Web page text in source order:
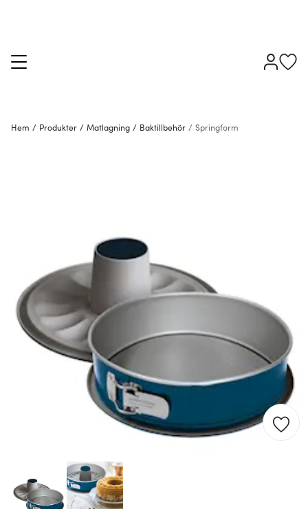
Hem / Produkter / Matlagning / Baktillbehör / Springform